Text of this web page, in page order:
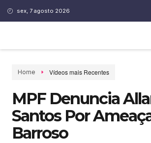
sex, 7 agosto 2026
Home Vídeos mais Recentes
MPF Denuncia
Santos Por
Barroso